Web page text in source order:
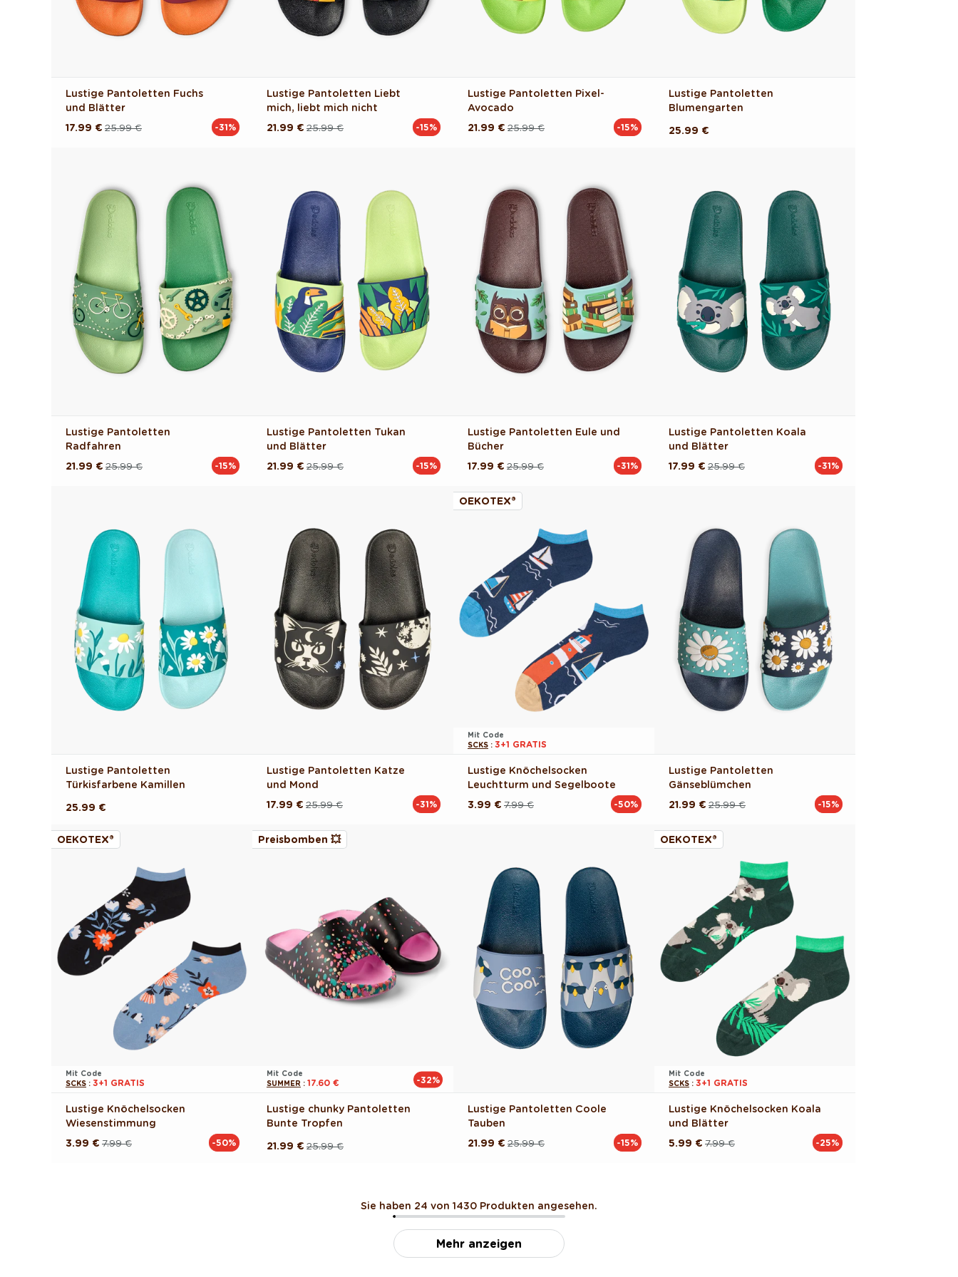
Lustige Pantoletten Fuchs
und Blätter
Normaler25.99 €
Verkaufspreis
17.99 € -31%
Lustige Pantoletten Liebt
mich, liebt mich nicht
Normaler25.99 €
Verkaufspreis
21.99 € -15%
Lustige Pantoletten Pixel-
Avocado
Normaler25.99 €
Verkaufspreis
21.99 € -15%
Lustige Pantoletten
Blumengarten
Normaler
25.99 €
Lustige Pantoletten
Radfahren
Normaler25.99 €
Verkaufspreis
21.99 € -15%
Lustige Pantoletten Tukan
und Blätter
Normaler25.99 €
Verkaufspreis
21.99 € -15%
Lustige Pantoletten Eule und
Bücher
Normaler25.99 €
Verkaufspreis
17.99 € -31%
Lustige Pantoletten Koala
und Blätter
Normaler25.99 €
Verkaufspreis
17.99 € -31%
Lustige Pantoletten
Türkisfarbene Kamillen
Normaler
25.99 €
Lustige Pantoletten Katze
und Mond
Normaler25.99 €
Verkaufspreis
17.99 € -31%
OEKOTEX®
Mit Code
SCKS : 3+1 GRATIS
Lustige Knöchelsocken
Leuchtturm und Segelboote
Normaler7.99 €
Verkaufspreis
3.99 € -50%
Lustige Pantoletten
Gänseblümchen
Normaler25.99 €
Verkaufspreis
21.99 € -15%
OEKOTEX®
Mit Code
SCKS : 3+1 GRATIS
Lustige Knöchelsocken
Wiesenstimmung
Normaler7.99 €
Verkaufspreis
3.99 € -50%
Preisbomben 💥
Mit Code
SUMMER : 17.60 € -32%
Lustige chunky Pantoletten
Bunte Tropfen
Normaler25.99 €
Verkaufspreis
21.99 €
Lustige Pantoletten Coole
Tauben
Normaler25.99 €
Verkaufspreis
21.99 € -15%
OEKOTEX®
Mit Code
SCKS : 3+1 GRATIS
Lustige Knöchelsocken Koala
und Blätter
Normaler7.99 €
Verkaufspreis
5.99 € -25%
Sie haben 24 von 1430 Produkten angesehen.
Mehr anzeigen